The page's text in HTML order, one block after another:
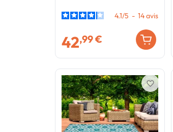
4.1/5 - 14avis
42,99 €
favorite_border